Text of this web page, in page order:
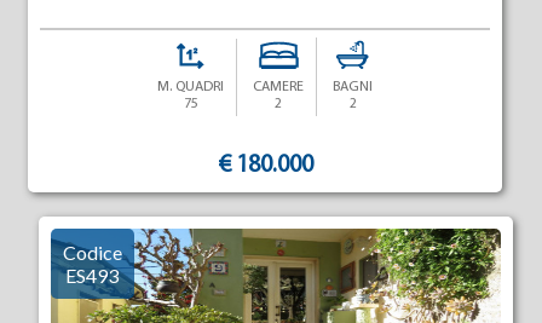
M. QUADRI
75
CAMERE
2
BAGNI
2
€ 180.000
Codice
ES493